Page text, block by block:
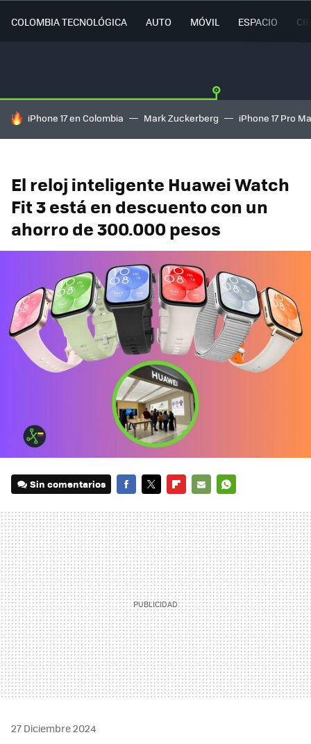
COLOMBIA TECNOLÓGICA AUTO MÓVIL ESPACIO
HOY SE HABLA DE
iPhone 17 en Colombia Mark Zuckerberg iPhone 17 Pro
El reloj inteligente Huawei Watch
Fit 3 está en descuento con un
ahorro de 300.000 pesos
Sin comentarios
MAIL
27 Diciembre 2024